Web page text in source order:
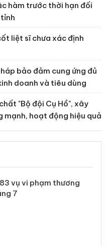
hàm trước thời hạn đối
liệt sĩ chưa xác định
bảo đảm cung ứng đủ
doanh và tiêu dùng
"Bộ đội Cụ Hồ", xây
mạnh, hoạt động hiệu quả
vụ vi phạm thương
7